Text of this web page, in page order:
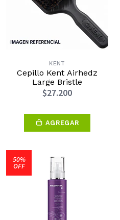
KENT
Cepillo Kent Airhedz
Large Bristle
$27.200
AGREGAR
50%
OFF